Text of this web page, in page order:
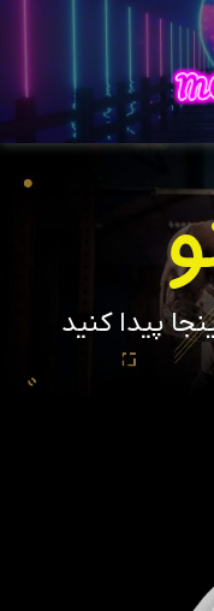
پیدا کنید